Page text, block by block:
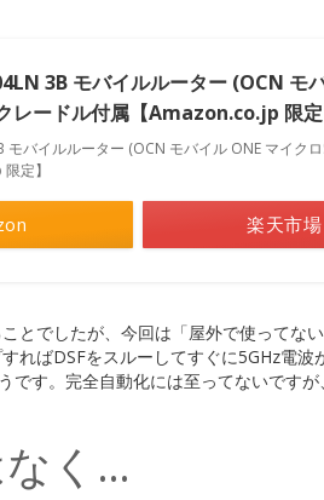
3B モバイルルーター (OCN モ
レードル付属【Amazon.co.jp 限定
モバイルルーター (OCN モバイル ONE マイク
定】
楽天市場
とでしたが、今回は「屋外で使ってな
ればDSFをスルーしてすぐに5GHz電波
です。完全自動化には至ってないです
く…